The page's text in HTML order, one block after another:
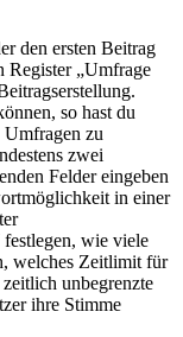
den ersten Beitrag
Register „Umfrage
so hast du
zu
zwei
Felder eingeben
in einer
wie viele
welches Zeitlimit für
unbegrenzte
ihre Stimme